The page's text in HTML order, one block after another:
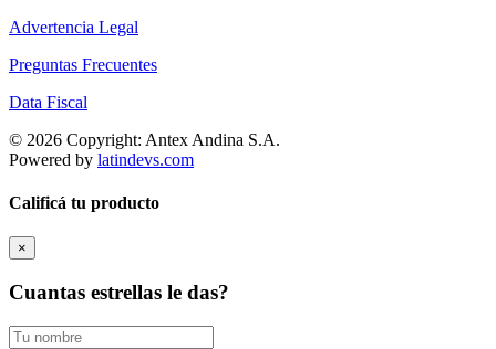
Advertencia Legal
Preguntas Frecuentes
Data Fiscal
© 2026 Copyright: Antex Andina S.A.
Powered by latindevs.com
Calificá tu producto
×
Cuantas estrellas le das?